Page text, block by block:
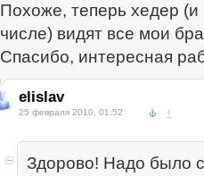
Похоже, теперь хедер (и
числе) видят все мои
Спасибо, интересная
elislav
25 февраля 2010, 01:52 ↑
Здорово! Надо было